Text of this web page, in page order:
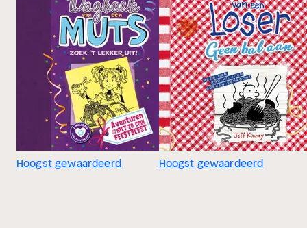
Hoogst gewaardeerd Hoogst gewaardeerd